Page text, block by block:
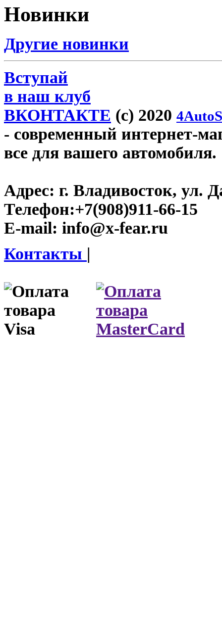
Новинки
Другие новинки
Вступай
в наш клуб
ВКОНТАКТЕ (c) 2020
- современный интернет-
все для вашего автомобиля.
Адрес: г. Владивосток, ул.
Телефон:+7(908)911-66-15
E-mail: info@x-fear.ru
Контакты |